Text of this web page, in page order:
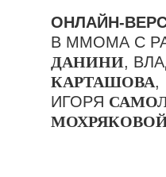
ОНЛАЙН-
В ММОМА С
ДАНИНИ,
КАРТАШОВА,
ИГОРЯ